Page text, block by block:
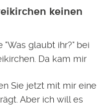
keinen
glaubt ihr?" bei
Da kam mir
Sie jetzt mit mir eine
Aber ich will es